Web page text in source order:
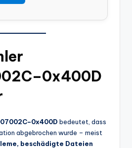
bedeutet, dass
abgebrochen wurde – meist
beschädigte Dateien